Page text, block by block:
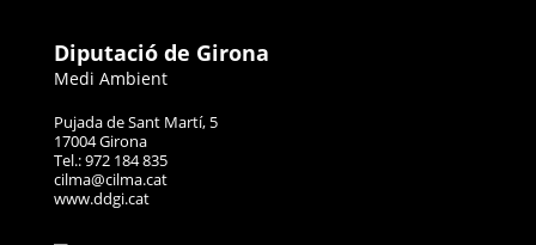
Diputació de Girona
Medi Ambient
Pujada de Sant Martí, 5
17004 Girona
Tel.: 972 184 835
cilma@cilma.cat
www.ddgi.cat